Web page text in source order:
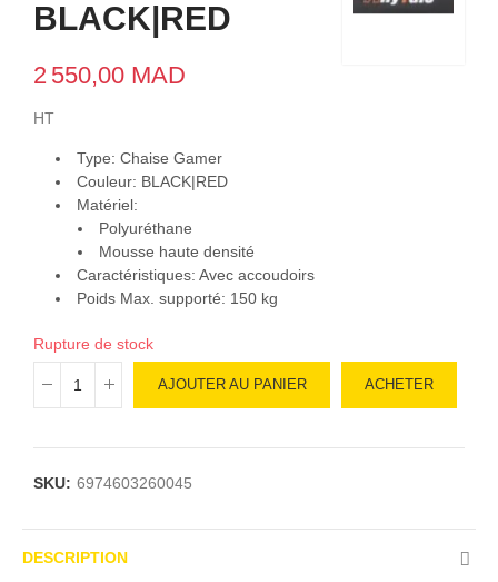
BLACK|RED
2 550,00 MAD
HT
Type: Chaise Gamer
Couleur: BLACK|RED
Matériel:
Polyuréthane
Mousse haute densité
Caractéristiques: Avec accoudoirs
Poids Max. supporté: 150 kg
Rupture de stock
AJOUTER AU PANIER ACHETER
SKU: 6974603260045
DESCRIPTION